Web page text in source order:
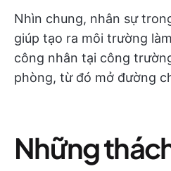
Nhìn chung, nhân sự
giúp tạo ra môi trường
công nhân tại công
phòng, từ đó mở đường
Những